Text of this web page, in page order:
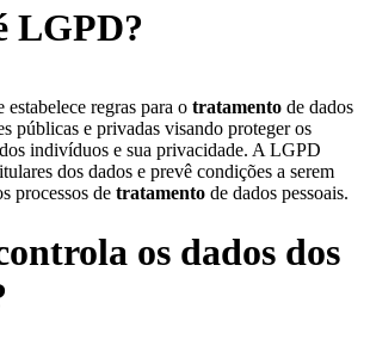
LGPD?
regras para o tratamento de dados
públicas e privadas visando proteger os
indivíduos e sua privacidade. A LGPD
dos dados e prevê condições a serem
processos de tratamento de dados pessoais.
os dados dos